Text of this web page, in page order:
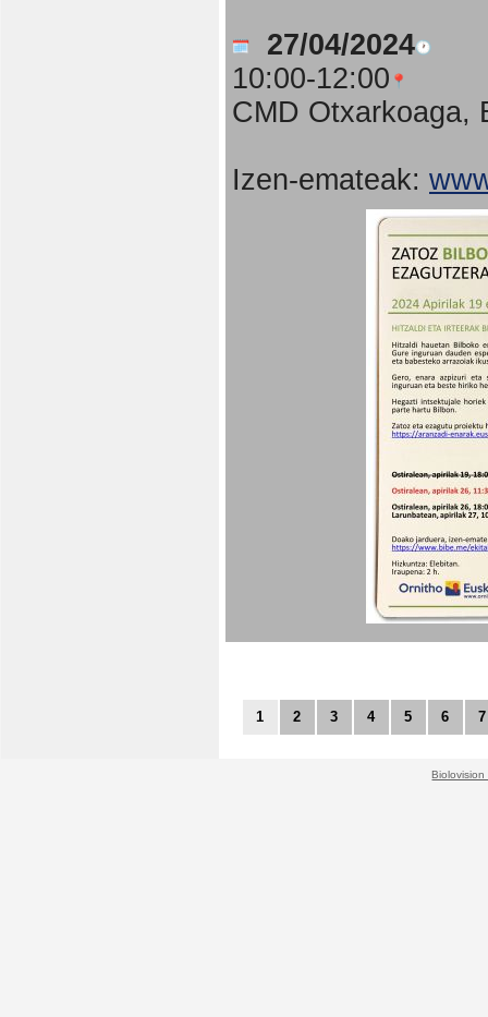
27/04/2024
10:00-12:00
CMD Otxarkoaga,
Izen-emateak:
1 2 3 4 5 6 7
Biolovision